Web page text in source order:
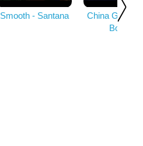
Smooth - Santana
China Girl -
Bowie